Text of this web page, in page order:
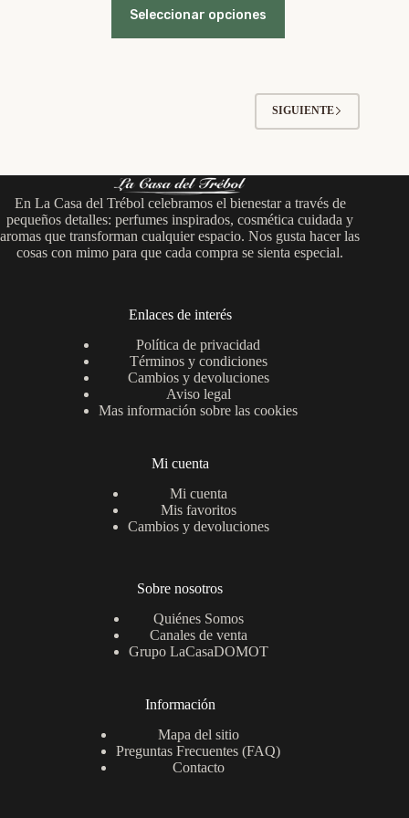
precios:
desde
6,95 €
Seleccionar opciones
producto
la
página
de
producto
SIGUIENTE
En La Casa del Trébol celebramos el bienestar a través de
pequeños detalles: perfumes inspirados, cosmética cuidada y
aromas que transforman cualquier espacio. Nos gusta hacer las
cosas con mimo para que cada compra se sienta especial.
Enlaces de interés
Política de privacidad
Términos y condiciones
Cambios y devoluciones
Aviso legal
Mas información sobre las cookies
Mi cuenta
Mi cuenta
Mis favoritos
Cambios y devoluciones
Sobre nosotros
Quiénes Somos
Canales de venta
Grupo LaCasaDOMOT
Información
Mapa del sitio
Preguntas Frecuentes (FAQ)
Contacto